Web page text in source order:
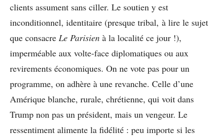
clients assument sans ciller. Le soutien y est
inconditionnel, identitaire (presque tribal, à lire le sujet
que consacre Le Parisien à la localité ce jour !),
imperméable aux volte-face diplomatiques ou aux
revirements économiques. On ne vote pas pour un
programme, on adhère à une revanche. Celle d’une
Amérique blanche, rurale, chrétienne, qui voit dans
Trump non pas un président, mais un vengeur. Le
ressentiment alimente la fidélité : peu importe si les